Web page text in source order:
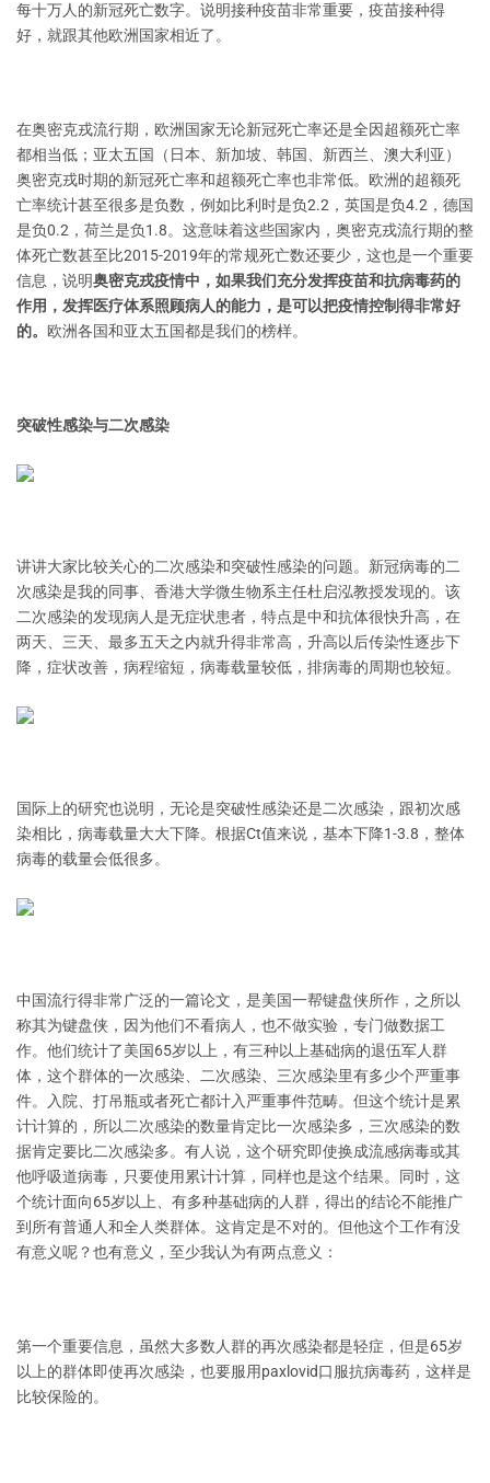
每十万人的新冠死亡数字。说明接种疫苗非常重要，疫苗接种得
好，就跟其他欧洲国家相近了。
在奥密克戎流行期，欧洲国家无论新冠死亡率还是全因超额死亡率
都相当低；亚太五国（日本、新加坡、韩国、新西兰、澳大利亚）
奥密克戎时期的新冠死亡率和超额死亡率也非常低。欧洲的超额死
亡率统计甚至很多是负数，例如比利时是负2.2，英国是负4.2，德国
是负0.2，荷兰是负1.8。这意味着这些国家内，奥密克戎流行期的整
体死亡数甚至比2015-2019年的常规死亡数还要少，这也是一个重要
信息，说明奥密克戎疫情中，如果我们充分发挥疫苗和抗病毒药的
作用，发挥医疗体系照顾病人的能力，是可以把疫情控制得非常好
的。 欧洲各国和亚太五国都是我们的榜样。
突破性感染与二次感染
讲讲大家比较关心的二次感染和突破性感染的问题。新冠病毒的二
次感染是我的同事、香港大学微生物系主任杜启泓教授发现的。该
二次感染的发现病人是无症状患者，特点是中和抗体很快升高，在
两天、三天、最多五天之内就升得非常高，升高以后传染性逐步下
降，症状改善，病程缩短，病毒载量较低，排病毒的周期也较短。
国际上的研究也说明，无论是突破性感染还是二次感染，跟初次感
染相比，病毒载量大大下降。根据Ct值来说，基本下降1-3.8，整体
病毒的载量会低很多。
中国流行得非常广泛的一篇论文，是美国一帮键盘侠所作，之所以
称其为键盘侠，因为他们不看病人，也不做实验，专门做数据工
作。他们统计了美国65岁以上，有三种以上基础病的退伍军人群
体，这个群体的一次感染、二次感染、三次感染里有多少个严重事
件。入院、打吊瓶或者死亡都计入严重事件范畴。但这个统计是累
计计算的，所以二次感染的数量肯定比一次感染多，三次感染的数
据肯定要比二次感染多。有人说，这个研究即使换成流感病毒或其
他呼吸道病毒，只要使用累计计算，同样也是这个结果。同时，这
个统计面向65岁以上、有多种基础病的人群，得出的结论不能推广
到所有普通人和全人类群体。这肯定是不对的。但他这个工作有没
有意义呢？也有意义，至少我认为有两点意义：
第一个重要信息，虽然大多数人群的再次感染都是轻症，但是65岁
以上的群体即使再次感染，也要服用paxlovid口服抗病毒药，这样是
比较保险的。